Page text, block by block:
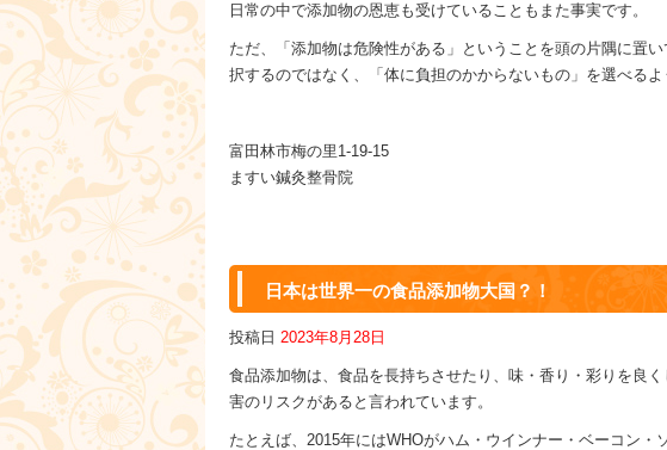
日常の中で添加物の恩恵も受けていることもまた事実です。
ただ、「添加物は危険性がある」ということを頭の片隅に置
択するのではなく、「体に負担のかからないもの」を選べるよ
富田林市梅の里1-19-15
ますい鍼灸整骨院
日本は世界一の食品添加物大国？！
投稿日 2023年8月28日
食品添加物は、食品を長持ちさせたり、味・香り・彩りを良
害のリスクがあると言われています。
たとえば、2015年にはWHOがハム・ウインナー・ベーコン